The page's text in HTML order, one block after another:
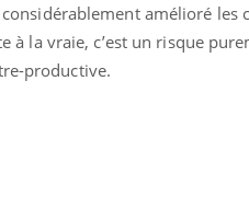
amélioré les
à la vraie, c’est un risque
productive.